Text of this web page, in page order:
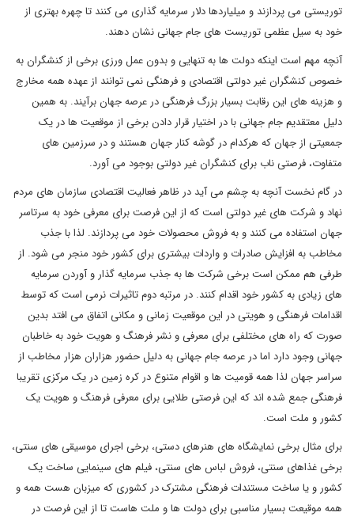
توریستی می پردازند و میلیاردها دلار سرمایه گذاری می کنند تا چهره بهتری از
خود به سیل عظمی توریست های جام جهانی نشان دهند.
آنچه مهم است اینکه دولت ها به تنهایی و بدون عمل ورزی برخی از کنشگران به
خصوص کنشگران غیر دولتی اقتصادی و فرهنگی نمی توانند از عهده همه مخارج
و هزینه های این رقابت بسیار بزرگ فرهنگی در عرصه جهان برآیند. به همین
دلیل معتقدیم جام جهانی با در اختیار قرار دادن برخی از موقعیت ها در یک
جمعیتی از جهان که هرکدام در گوشه کنار جهان هستند و در سرزمین های
متفاوت، فرصتی ناب برای کنشگران غیر دولتی بوجود می آورد.
در گام نخست آنچه به چشم می آید در ظاهر فعالیت اقتصادی سازمان های مردم
نهاد و شرکت های غیر دولتی است که از این فرصت برای معرفی خود به سرتاسر
جهان استفاده می کنند و به فروش محصولات خود می پردازند. لذا با جذب
مخاطب به افزایش صادرات و واردات بیشتری برای کشور خود منجر می شود. از
طرفی هم ممکن است برخی شرکت ها به جذب سرمایه گذار و آوردن سرمایه
های زیادی به کشور خود اقدام کنند. در مرتبه دوم تاثیرات نرمی است که توسط
اقدامات فرهنگی و هویتی در این موقعیت زمانی و مکانی اتفاق می افتد بدین
صورت که راه های مختلفی برای معرفی و نشر فرهنگ و هویت خود به خاطبان
جهانی وجود دارد اما در عرصه جام جهانی به دلیل حضور هزاران هزار مخاطب از
سراسر جهان لذا همه قومیت ها و اقوام متنوع در کره زمین در یک مرکزی تقریبا
فرهنگی جمع شده اند که این فرصتی طلایی برای معرفی فرهنگ و هویت یک
کشور و ملت است.
برای مثال برخی نمایشگاه های هنرهای دستی، برخی اجرای موسیقی های سنتی،
برخی غذاهای سنتی، فروش لباس های سنتی، فیلم های سینمایی ساخت یک
کشور و یا ساخت مستندات فرهنگی مشترک در کشوری که میزبان هست همه و
همه موقیعت بسیار مناسبی برای دولت ها و ملت هاست تا از این فرصت در